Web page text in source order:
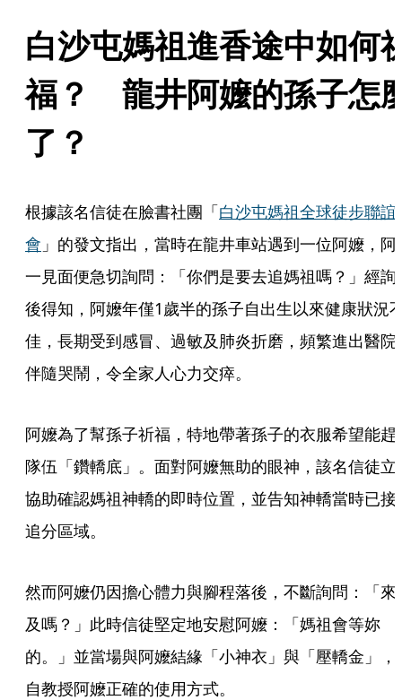
白沙屯媽祖進香途中如何
福？　龍井阿嬤的孫子怎
了？
根據該名信徒在臉書社團「白沙屯媽祖全球徒步聯誼
會 」的發文指出，當時在龍井車站遇到一位阿嬤，阿
一見面便急切詢問：「你們是要去追媽祖嗎？」經詢
後得知，阿嬤年僅1歲半的孫子自出生以來健康狀況
佳，長期受到感冒、過敏及肺炎折磨，頻繁進出醫院
伴隨哭鬧，令全家人心力交瘁。
阿嬤為了幫孫子祈福，特地帶著孫子的衣服希望能趕
隊伍「鑽轎底」。面對阿嬤無助的眼神，該名信徒立
協助確認媽祖神轎的即時位置，並告知神轎當時已接
追分區域。
然而阿嬤仍因擔心體力與腳程落後，不斷詢問：「來
及嗎？」此時信徒堅定地安慰阿嬤：「媽祖會等妳
的。」並當場與阿嬤結緣「小神衣」與「壓轎金」，
自教授阿嬤正確的使用方式。